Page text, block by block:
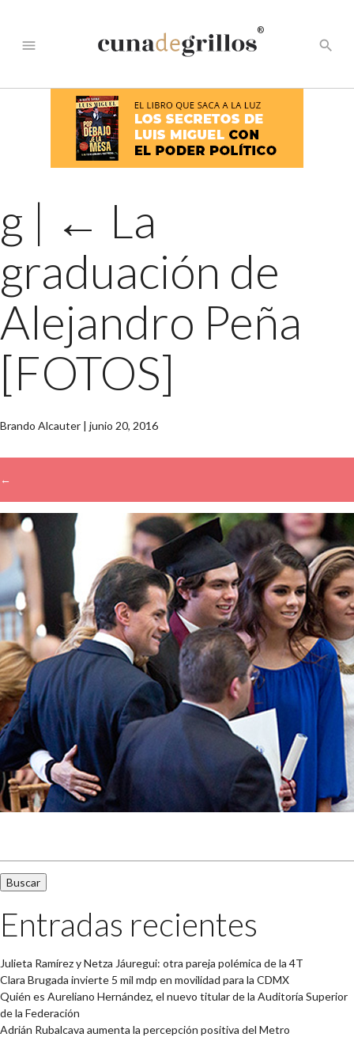
menu
®
search
g | ← La
graduación de
Alejandro Peña
[FOTOS]
Brando Alcauter | junio 20, 2016
←
→
Entradas recientes
Julieta Ramírez y Netza Jáuregui: otra pareja polémica de la 4T
Clara Brugada invierte 5 mil mdp en movilidad para la CDMX
Quién es Aureliano Hernández, el nuevo titular de la Auditoría Superior
de la Federación
Adrián Rubalcava aumenta la percepción positiva del Metro